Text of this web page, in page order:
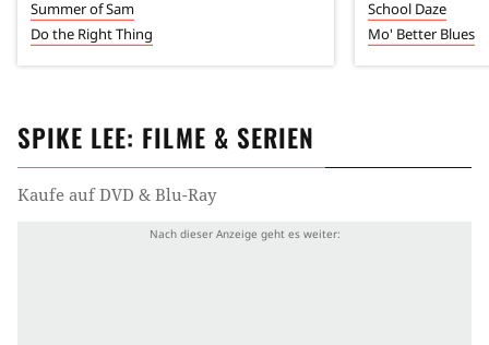
Summer of Sam
Do the Right Thing
School Daze
Mo' Better Blues
SPIKE LEE: FILME & SERIEN
Kaufe auf DVD & Blu-Ray